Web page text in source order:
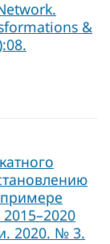
&
2020. № 3.